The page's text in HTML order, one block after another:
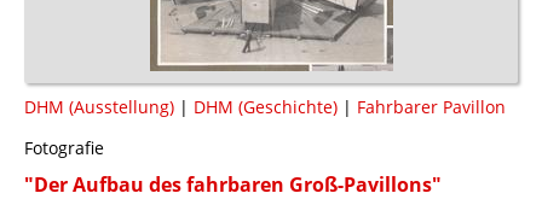
DHM (Ausstellung) | DHM (Geschichte) | Fahrbarer Pavillon
Fotografie
"Der Aufbau des fahrbaren Groß-Pavillons"